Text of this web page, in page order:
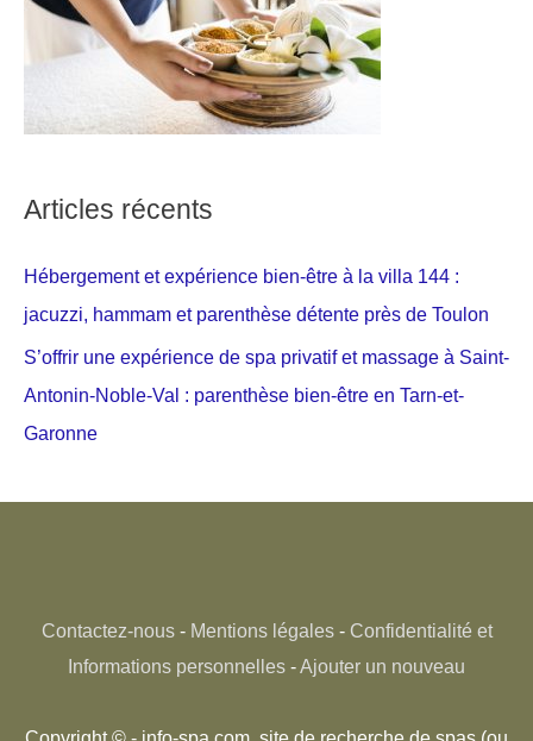
Articles récents
Hébergement et expérience bien-être à la villa 144 :
jacuzzi, hammam et parenthèse détente près de Toulon
S’offrir une expérience de spa privatif et massage à Saint-
Antonin-Noble-Val : parenthèse bien-être en Tarn-et-
Garonne
Contactez-nous- Mentions légales- Confidentialité et
Informations personnelles -Ajouter un nouveau